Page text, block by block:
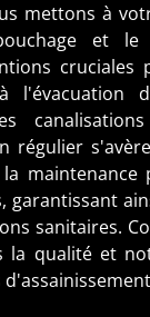
mettons à
et
l'évacuation
régulier
maintenance
garantissant
sanitaires.
la qualité et